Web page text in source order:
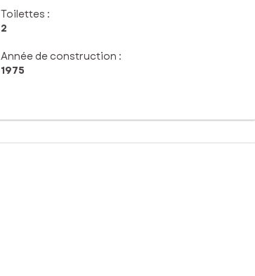
Toilettes :
2
Année de construction :
1975